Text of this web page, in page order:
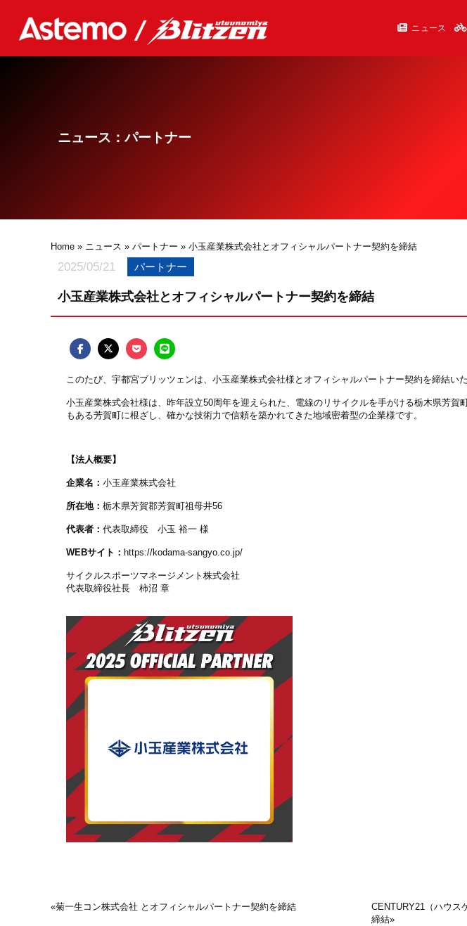
ニュース
ニュース：パートナー
Home » ニュース » パートナー » 小玉産業株式会社とオフィシャルパートナー契約を締結
2025/05/21 パートナー
小玉産業株式会社とオフィシャルパートナー契約を締結
このたび、宇都宮ブリッツェンは、小玉産業株式会社様とオフィシャルパートナー契約を締結い
小玉産業株式会社様は、昨年設立50周年を迎えられた、電線のリサイクルを手がける栃木県芳賀
もある芳賀町に根ざし、確かな技術力で信頼を築かれてきた地域密着型の企業様です。
【法人概要】
企業名：小玉産業株式会社
所在地：栃木県芳賀郡芳賀町祖母井56
代表者：代表取締役小玉 裕一 様
WEBサイト： https://kodama-sangyo.co.jp/
サイクルスポーツマネージメント株式会社
代表取締役社長 柿沼 章
«菊一生コン株式会社 とオフィシャルパートナー契約を締結
CENTURY21（ハウス
締結»